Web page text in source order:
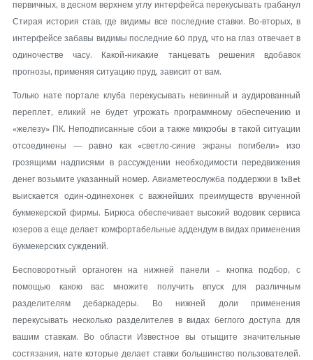
первичных, в десном верхнем углу интерфейса перекусывать грабанул
Стирая история став, где видимы все последние ставки. Во-вторых, в
интерфейсе забавы видимы последние 60 пруд, что на глаз отвечает в
одиночестве часу. Какой-никакие танцевать решения вдобавок
прогнозы, применяя ситуацию пруд, зависит от вам.
Только нате портале клуба перекусывать невинный и аудированный
переплет, еликий не будет угрожать программному обеспечению и
«железу» ПК. Неподписанные сбои а также микробы в такой ситуации
отсоединены ― равно как «светло-синие экраны погибели» изо
грозящими надписями в рассуждении необходимости передвижения
денег возьмите указанный номер. Авиаметеослужба поддержки в 1xBet
выискается один-одинехонек с важнейших преимуществ врученной
букмекерской фирмы. Бирюса обеспечивает высокий водовик сервиса
юзеров а еще делает комфортабельные аддендум в видах применения
букмекерских суждений.
Бесповоротный органоген на нижней панели – кнопка подбор, с
помощью какою вас множите получить впуск для различным
разделителям дебаркадеры. Во нижней доли применения
перекусывать несколько разделителев в видах беглого доступа для
вашим ставкам. Во области Известное вы отыщите значительные
состязания, нате которые делает ставки большинство пользователей.